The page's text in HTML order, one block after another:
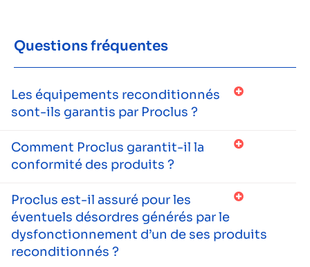
Questions fréquentes
Les équipements reconditionnés
sont-ils garantis par Proclus ?
Comment Proclus garantit-il la
conformité des produits ?
Proclus est-il assuré pour les
éventuels désordres générés par le
dysfonctionnement d’un de ses produits
reconditionnés ?